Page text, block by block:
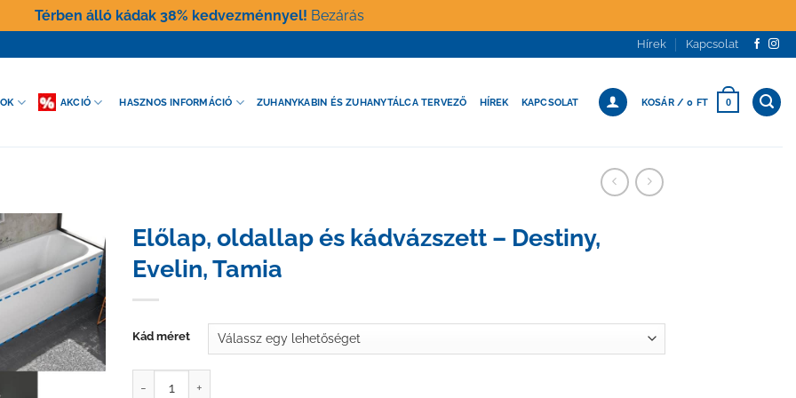
Térben álló kádak 38% kedvezménnyel! Bezárás
Hírek Kapcsolat
AKCIÓ HASZNOS INFORMÁCIÓ ZUHANYKABIN ÉS ZUHANYTÁLCA TERVEZŐ HÍREK KAPCSOLAT KOSÁR /0 FT 0
Előlap, oldallap és kádvázszett – Destiny,
Evelin, Tamia
Kád méret